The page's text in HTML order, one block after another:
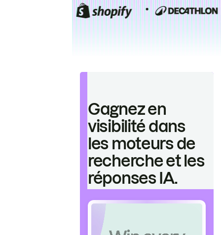
Gagnez en
visibilité dans
les moteurs de
recherche et les
réponses IA.